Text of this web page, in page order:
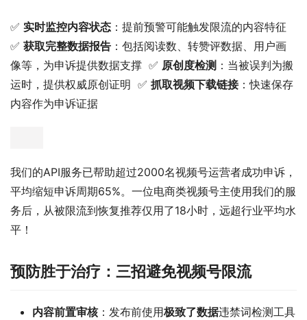
✅ 实时监控内容状态 ：提前预警可能触发限流的内容特征
✅ 获取完整数据报告 ：包括阅读数、转赞评数据、用户画
像等，为申诉提供数据支撑  ✅ 原创度检测 ：当被误判为搬
运时，提供权威原创证明  ✅ 抓取视频下载链接：快速保存
内容作为申诉证据
我们的API服务已帮助超过2000名视频号运营者成功申诉，
平均缩短申诉周期65%。一位电商类视频号主使用我们的服
务后，从被限流到恢复推荐仅用了18小时，远超行业平均水
平！
预防胜于治疗：三招避免视频号限流
内容前置审核：发布前使用极致了数据违禁词检测工具